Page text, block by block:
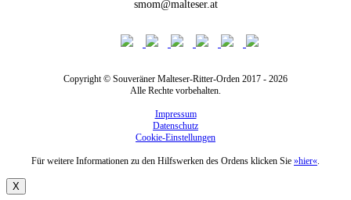
smom@malteser.at
Copyright © Souveräner Malteser-Ritter-Orden 2017 - 2026
Alle Rechte vorbehalten.
Impressum
Datenschutz
Cookie-Einstellungen
Für weitere Informationen zu den Hilfswerken des Ordens klicken Sie »hier«
X